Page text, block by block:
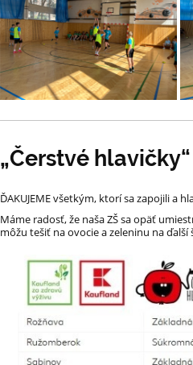
„Čerstvé
ĎAKUJEME všetkým, ktorí sa zapojili a
Máme radosť, že naša ZŠ sa opäť
môžu tešiť na ovocie a zeleninu na ďalší